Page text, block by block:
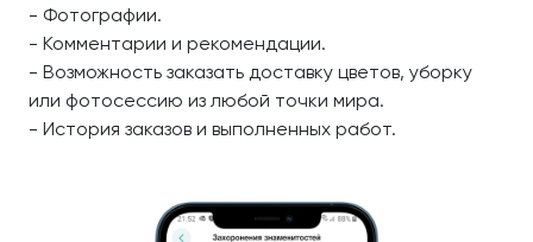
- Фотографии.
- Комментарии и рекомендации.
- Возможность заказать доставку цветов, уборку
или фотосессию из любой точки мира.
- История заказов и выполненных работ.